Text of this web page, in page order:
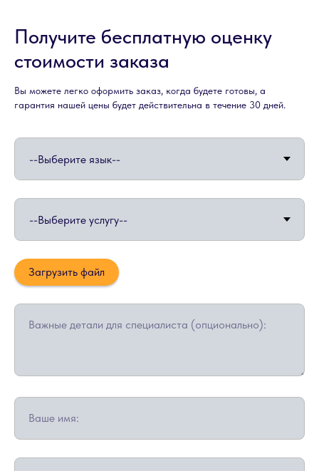
Получите бесплатную оценку
стоимости заказа
Вы можете легко оформить заказ, когда будете готовы, а
гарантия нашей цены будет действительна в течение 30 дней.
Загрузить файл
Важные детали для специалиста (опционально):
Ваше имя: